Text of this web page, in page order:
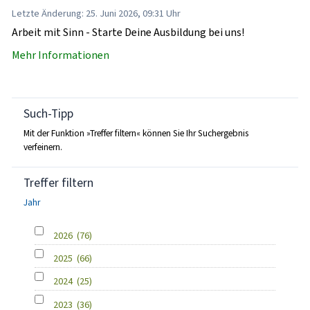
Letzte Änderung: 25. Juni 2026, 09:31 Uhr
Arbeit mit Sinn - Starte Deine Ausbildung bei uns!
Mehr Informationen
Such-Tipp
Mit der Funktion »Treffer filtern« können Sie Ihr Suchergebnis
verfeinern.
Treffer filtern
Jahr
2026 (76)
2025 (66)
2024 (25)
2023 (36)